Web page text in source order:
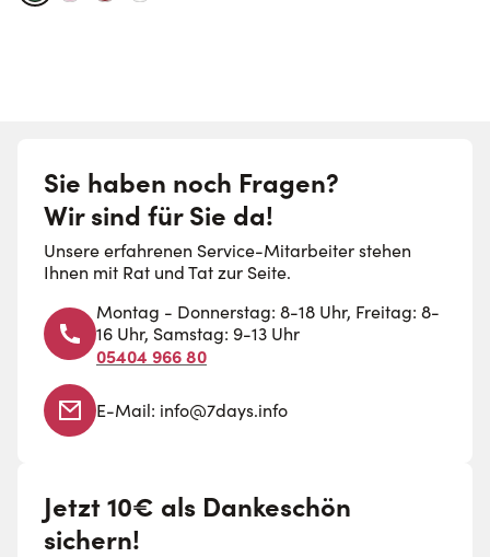
Sie haben noch Fragen?
Wir sind für Sie da!
Unsere erfahrenen Service-Mitarbeiter stehen
Ihnen mit Rat und Tat zur Seite.
Montag - Donnerstag: 8-18 Uhr, Freitag: 8-
16 Uhr, Samstag: 9-13 Uhr
05404 966 80
E-Mail: info@7days.info
Jetzt 10€ als Dankeschön
sichern!